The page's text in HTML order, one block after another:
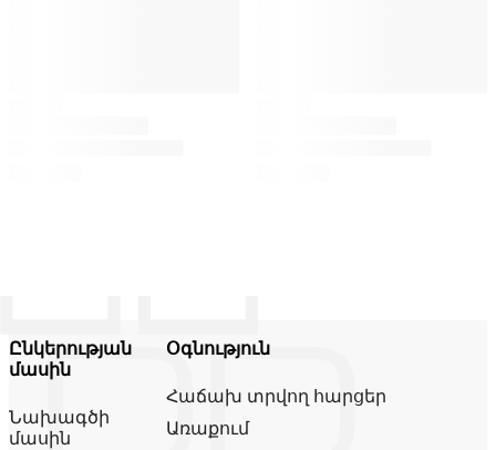
Ընկերության
մասին
Նախագծի
մասին
Օգնություն
Հաճախ տրվող հարցեր
Առաքում